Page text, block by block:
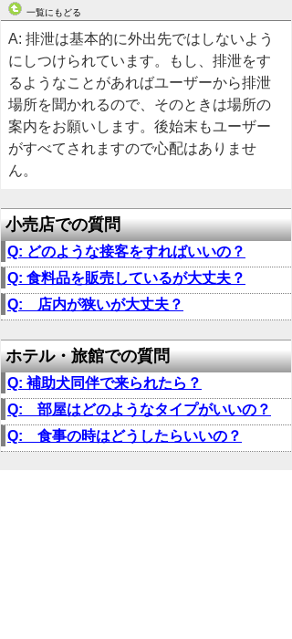
一覧にもどる
A: 排泄は基本的に外出先ではしないよう
にしつけられています。もし、排泄をす
るようなことがあればユーザーから排泄
場所を聞かれるので、そのときは場所の
案内をお願いします。後始末もユーザー
がすべてされますので心配はありませ
ん。
小売店での質問
Q: どのような接客をすればいいの？
Q: 食料品を販売しているが大丈夫？
Q: 店内が狭いが大丈夫？
ホテル・旅館での質問
Q: 補助犬同伴で来られたら？
Q: 部屋はどのようなタイプがいいの？
Q: 食事の時はどうしたらいいの？